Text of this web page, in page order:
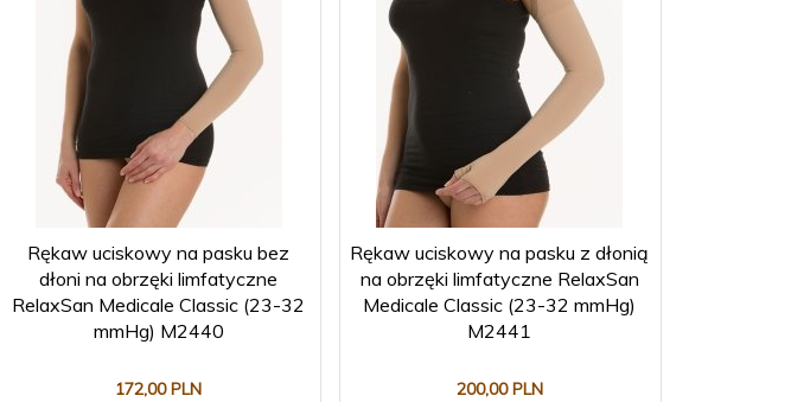
Rękaw uciskowy na pasku bez
dłoni na obrzęki limfatyczne
RelaxSan Medicale Classic (23-32
mmHg) M2440
172,00 PLN
Rękaw uciskowy na pasku z dłonią
na obrzęki limfatyczne RelaxSan
Medicale Classic (23-32 mmHg)
M2441
200,00 PLN